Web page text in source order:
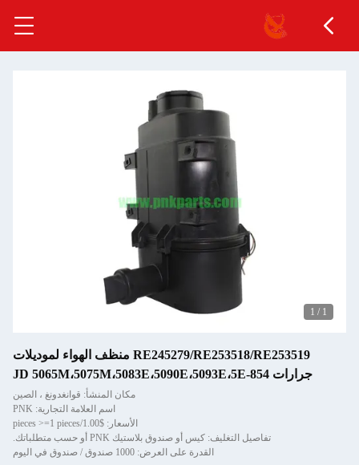
1
/
1
RE245279/RE253518/RE253519 منظف الهواء لموديلات
جرارات JD 5065M،5075M،5083E،5090E،5093E،5E-854
مكان المنشأ: قوانغدونغ ، الصين
اسم العلامة التجارية: PNK
الأسعار: $1.00/pieces >=1 pieces
تفاصيل التغليف: كيس أو صندوق بلاستيك PNK أو حسب متطلباتك.
القدرة على العرض: 1000 صندوق / صندوق في اليوم